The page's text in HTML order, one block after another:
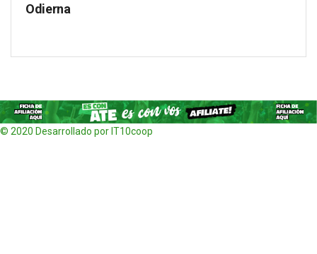
Odierna
© 2020 Desarrollado por IT10coop